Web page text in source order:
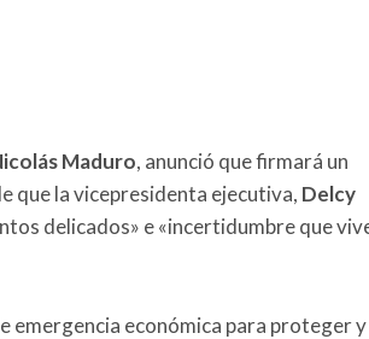
Maduro, anunció que firmará un
que la vicepresidenta ejecutiva, Delcy
delicados» e «incertidumbre que
emergencia económica para proteger y